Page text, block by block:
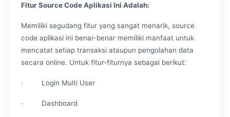
Fitur Source Code Aplikasi Ini Adalah:
Memiliki segudang fitur yang sangat menarik, source
code aplikasi ini benar-benar memiliki manfaat untuk
mencatat setiap transaksi ataupun pengolahan data
secara online. Untuk fitur-fiturnya sebagai berikut:
· Login Multi User
· Dashboard